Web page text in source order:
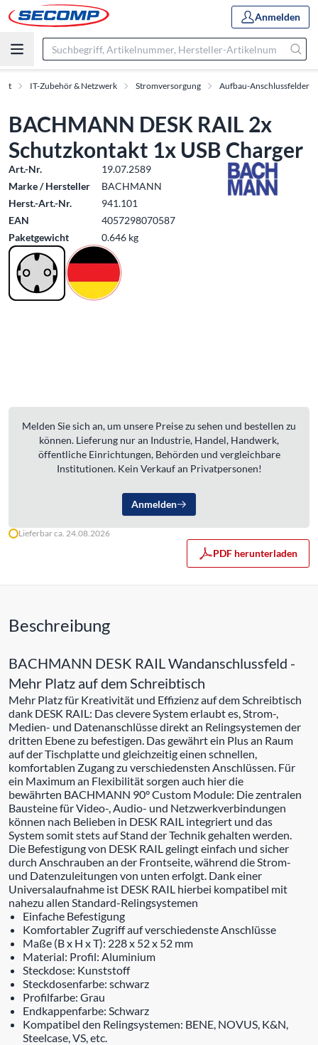
Anmelden
IT-Zubehör & Netzwerk Stromversorgung Aufbau-Anschlussfelder
BACHMANN DESK RAIL 2x
Schutzkontakt 1x USB Charger
Art.-Nr.
19.07.2589
Marke / Hersteller
BACHMANN
Herst.-Art.-Nr.
941.101
EAN
4057298070587
Paketgewicht
0.646 kg
Melden Sie sich an, um unsere Preise zu sehen und bestellen zu
können. Lieferung nur an Industrie, Handel, Handwerk,
öffentliche Einrichtungen, Behörden und vergleichbare
Institutionen. Kein Verkauf an Privatpersonen!
Anmelden
Lieferbar ca. 24.08.2026
PDF herunterladen
Beschreibung
BACHMANN DESK RAIL Wandanschlussfeld -
Mehr Platz auf dem Schreibtisch
Mehr Platz für Kreativität und Effizienz auf dem Schreibtisch
dank DESK RAIL: Das clevere System erlaubt es, Strom-,
Medien- und Datenanschlüsse direkt an Relingsystemen der
dritten Ebene zu befestigen. Das gewährt ein Plus an Raum
auf der Tischplatte und gleichzeitig einen schnellen,
komfortablen Zugang zu verschiedensten Anschlüssen. Für
ein Maximum an Flexibilität sorgen auch hier die
bewährten BACHMANN 90° Custom Module: Die zentralen
Bausteine für Video-, Audio- und Netzwerkverbindungen
können nach Belieben in DESK RAIL integriert und das
System somit stets auf Stand der Technik gehalten werden.
Die Befestigung von DESK RAIL gelingt einfach und sicher
durch Anschrauben an der Frontseite, während die Strom-
und Datenzuleitungen von unten erfolgt. Dank einer
Universalaufnahme ist DESK RAIL hierbei kompatibel mit
nahezu allen Standard-Relingsystemen
Einfache Befestigung
Komfortabler Zugriff auf verschiedenste Anschlüsse
Maße (B x H x T): 228 x 52 x 52 mm
Material: Profil: Aluminium
Steckdose: Kunststoff
Steckdosenfarbe: schwarz
Profilfarbe: Grau
Endkappenfarbe: Schwarz
Kompatibel den Relingsystemen: BENE, NOVUS, K&N,
Steelcase, VS, etc.